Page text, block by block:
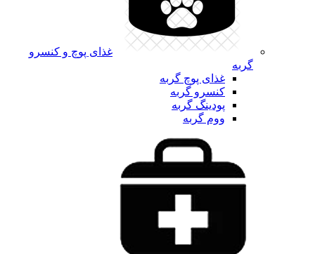
غذای پوچ و کنسرو
گربه
غذای پوچ گربه
کنسرو گربه
پودینگ گربه
ووم گربه